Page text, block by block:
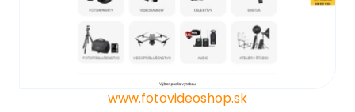
www.fotovideoshop.sk